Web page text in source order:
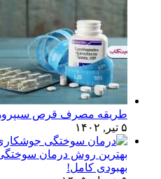
طریقه مصرف قرص
۵ تیر, ۱۴۰۲
بهترین روش درمان
بهبودی کامل!